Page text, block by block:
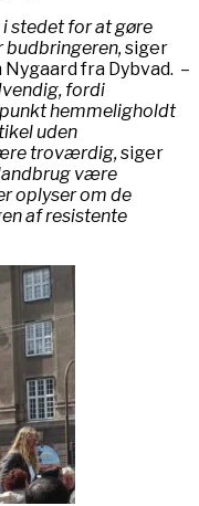
stedet for at gøre
budbringeren,siger
fra Dybvad. –
fordi
hemmeligholdt
uden
troværdig,siger
være
oplyser om de
af resistente